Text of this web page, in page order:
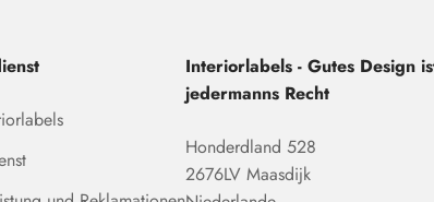
Interiorlabels - Gutes Design
jedermanns Recht
Honderdland 528
2676LV Maasdijk